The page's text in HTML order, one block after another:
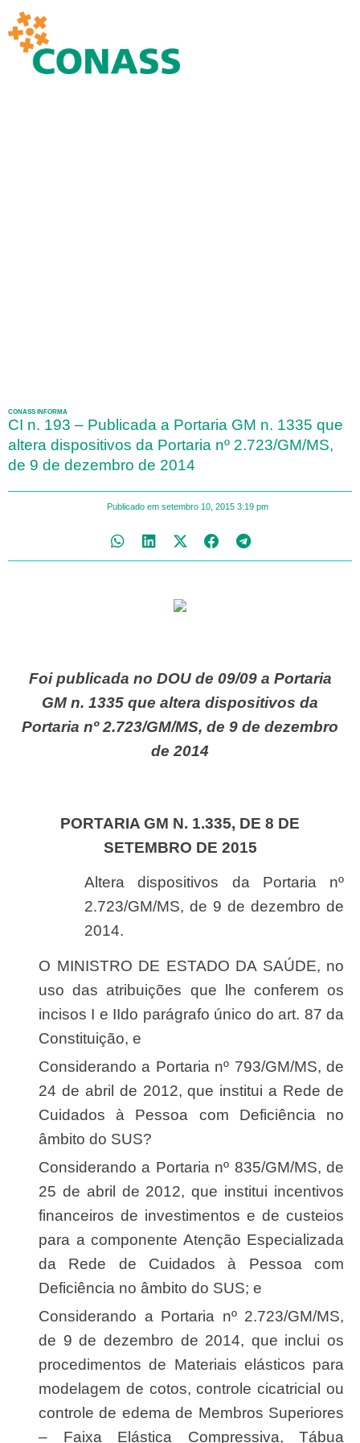
CONASS INFORMA
CI n. 193 – Publicada a Portaria GM n. 1335 que
altera dispositivos da Portaria nº 2.723/GM/MS,
de 9 de dezembro de 2014
Publicado em setembro 10, 2015 3:19 pm
Foi publicada no DOU de 09/09 a Portaria
GM n. 1335 que altera dispositivos da
Portaria nº 2.723/GM/MS, de 9 de dezembro
de 2014
PORTARIA GM N. 1.335, DE 8 DE
SETEMBRO DE 2015
Altera dispositivos da Portaria nº
2.723/GM/MS, de 9 de dezembro de
2014.
O MINISTRO DE ESTADO DA SAÚDE, no
uso das atribuições que lhe conferem os
incisos I e IIdo parágrafo único do art. 87 da
Constituição, e
Considerando a Portaria nº 793/GM/MS, de
24 de abril de 2012, que institui a Rede de
Cuidados à Pessoa com Deficiência no
âmbito do SUS?
Considerando a Portaria nº 835/GM/MS, de
25 de abril de 2012, que institui incentivos
financeiros de investimentos e de custeios
para a componente Atenção Especializada
da Rede de Cuidados à Pessoa com
Deficiência no âmbito do SUS; e
Considerando a Portaria nº 2.723/GM/MS,
de 9 de dezembro de 2014, que inclui os
procedimentos de Materiais elásticos para
modelagem de cotos, controle cicatricial ou
controle de edema de Membros Superiores
– Faixa Elástica Compressiva, Tábua